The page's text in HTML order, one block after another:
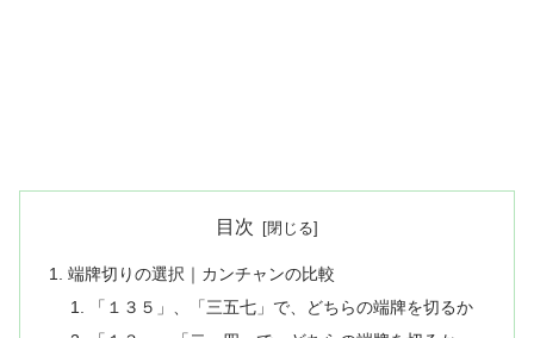
目次
端牌切りの選択｜カンチャンの比較
「１３５」、「三五七」で、どちらの端牌を切るか